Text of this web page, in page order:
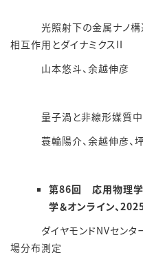
光照射下の金属ナノ構造
相互作用とダイナミクスII
山本悠斗、余越伸彦
量子渦と非線形媒質中
蓑輪陽介、余越伸彦、
第86回 応用物理学
学＆オンライン、
ダイヤモンドNVセンター
場分布測定